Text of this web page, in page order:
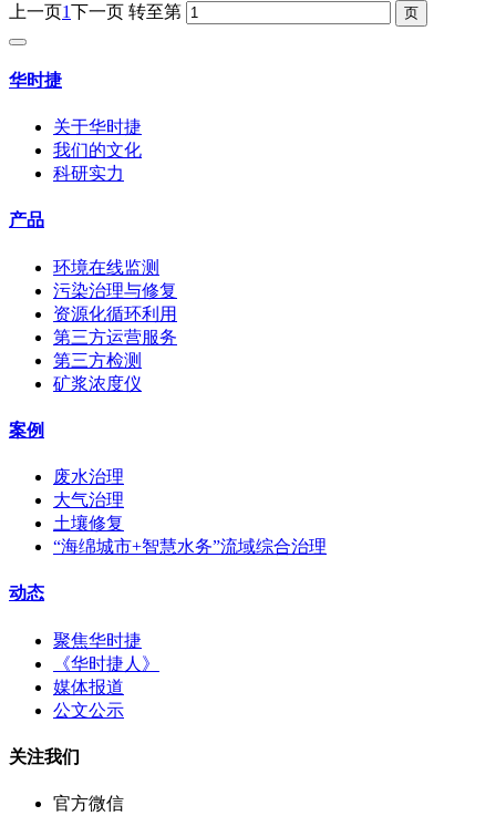
上一页1下一页 转至第
华时捷
关于华时捷
我们的文化
科研实力
产品
环境在线监测
污染治理与修复
资源化循环利用
第三方运营服务
第三方检测
矿浆浓度仪
案例
废水治理
大气治理
土壤修复
“海绵城市+智慧水务”流域综合治理
动态
聚焦华时捷
《华时捷人》
媒体报道
公文公示
关注我们
官方微信